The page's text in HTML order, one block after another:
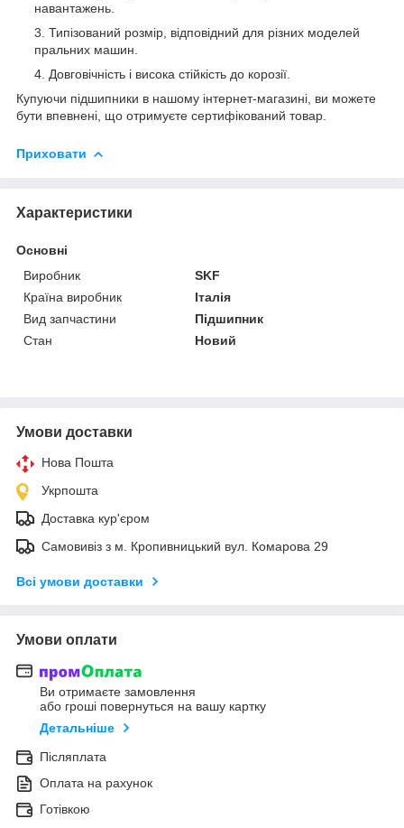
навантажень.
Типізований розмір, відповідний для різних моделей
пральних машин.
Довговічність і висока стійкість до корозії.
Купуючи підшипники в нашому інтернет-магазині, ви можете
бути впевнені, що отримуєте сертифікований товар.
Приховати
Характеристики
Основні
Виробник
SKF
Країна виробник
Італія
Вид запчастини
Підшипник
Стан
Новий
Умови доставки
Нова Пошта
Укрпошта
Доставка кур'єром
Самовивіз з м. Кропивницький вул. Комарова 29
Всі умови доставки
Умови оплати
Ви отримаєте замовлення
або гроші повернуться на вашу картку
Детальніше
Післяплата
Оплата на рахунок
Готівкою